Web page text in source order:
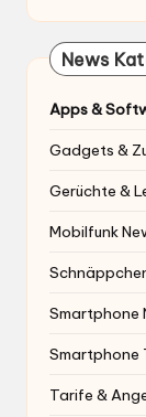
News
Apps &
Gadgets &
Gerüchte &
Mobilfunk
Smartphone
Smartphone
Tarife &